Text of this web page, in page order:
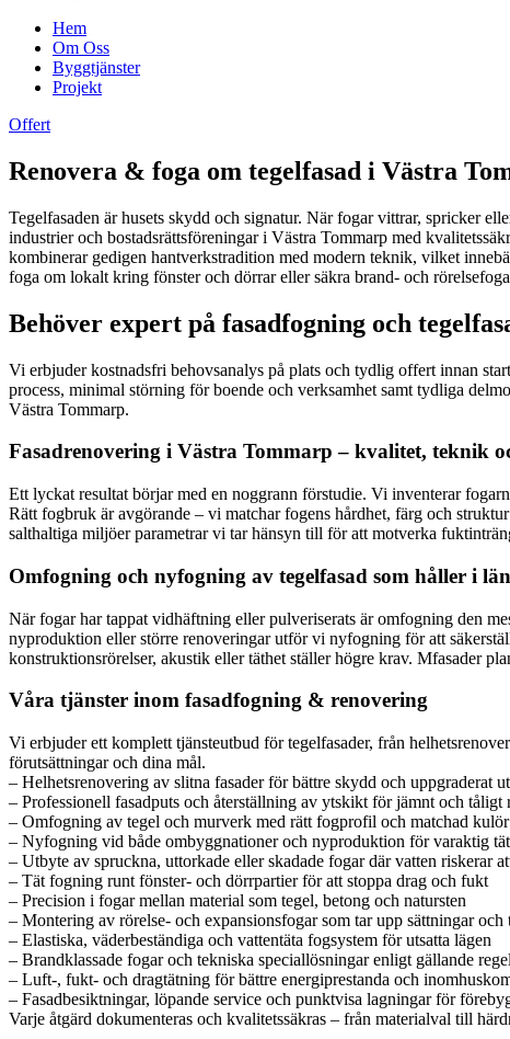
Hem
Om Oss
Byggtjänster
Projekt
Offert
Renovera & foga om tegelfasad i Västra
Tegelfasaden är husets skydd och signatur. När fogar vittrar, spricker
industrier och bostadsrättsföreningar i Västra Tommarp med
kombinerar gedigen hantverkstradition med modern teknik, vilket
foga om lokalt kring fönster och dörrar eller säkra brand- och
Behöver expert på fasadfogning och
Vi erbjuder kostnadsfri behovsanalys på plats och tydlig offert innan
process, minimal störning för boende och verksamhet samt tydliga
Västra Tommarp.
Fasadrenovering i Västra Tommarp – kvalitet, teknik
Ett lyckat resultat börjar med en noggrann förstudie. Vi inventerar
Rätt fogbruk är avgörande – vi matchar fogens hårdhet, färg och
salthaltiga miljöer parametrar vi tar hänsyn till för att motverka
Omfogning och nyfogning av tegelfasad som håller i
När fogar har tappat vidhäftning eller pulveriserats är omfogning den
nyproduktion eller större renoveringar utför vi nyfogning för att
konstruktionsrörelser, akustik eller täthet ställer högre krav. Mfasader
Våra tjänster inom fasadfogning & renovering
Vi erbjuder ett komplett tjänsteutbud för tegelfasader, från
förutsättningar och dina mål.
– Helhetsrenovering av slitna fasader för bättre skydd och uppgraderat
– Professionell fasadputs och återställning av ytskikt för jämnt och tåligt
– Omfogning av tegel och murverk med rätt fogprofil och matchad kulör
– Nyfogning vid både ombyggnationer och nyproduktion för varaktig
– Utbyte av spruckna, uttorkade eller skadade fogar där vatten riskerar
– Tät fogning runt fönster- och dörrpartier för att stoppa drag och fukt
– Precision i fogar mellan material som tegel, betong och natursten
– Montering av rörelse- och expansionsfogar som tar upp sättningar
– Elastiska, väderbeständiga och vattentäta fogsystem för utsatta lägen
– Brandklassade fogar och tekniska speciallösningar enligt gällande
– Luft-, fukt- och dragtätning för bättre energiprestanda och
– Fasadbesiktningar, löpande service och punktvisa lagningar för
Varje åtgärd dokumenteras och kvalitetssäkras – från materialval till